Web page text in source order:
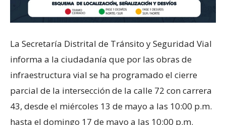
La Secretaría Distrital de Tránsito y Seguridad Vial
informa a la ciudadanía que por las obras de
infraestructura vial se ha programado el cierre
parcial de la intersección de la calle 72 con carrera
43, desde el miércoles 13 de mayo a las 10:00 p.m.
hasta el domingo 17 de mayo a las 10:00 p.m.